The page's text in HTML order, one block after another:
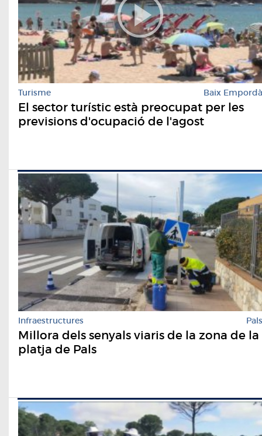
Turisme Baix Empordà
El sector turístic està preocupat per les
previsions d'ocupació de l'agost
Infraestructures Pals
Millora dels senyals viaris de la zona de la
platja de Pals